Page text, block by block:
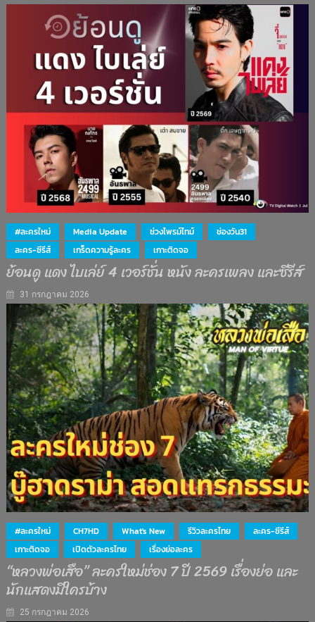
#ละครใหม่ Media Update ช่วงไพรม์ไทม์
ช่องวัน31
ละคร-ซีรีส์
เกร็ดความรู้ละคร เกาะติดจอ
ย้อนดู แดง ไบเล่ย์ 4 เวอร์ชั่น หนัง ละครเพลง และซีรีส์
31 กรกฎาคม 2026
#ละครใหม่ CH7HD What's New รีวิวละครไทย
ละคร-ซีรีส์
เกาะติดจอ
เปิดตัวละครไทย เรื่องย่อละคร
“หลวงพ่อเสือ” ละครใหม่ช่อง 7 ปี 2569 เรื่องย่อ และ
นักแสดงมีใครบ้าง
25 กรกฎาคม 2026